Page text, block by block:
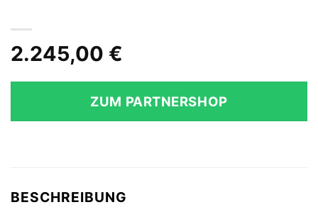
2.245,00 €
ZUM PARTNERSHOP
BESCHREIBUNG